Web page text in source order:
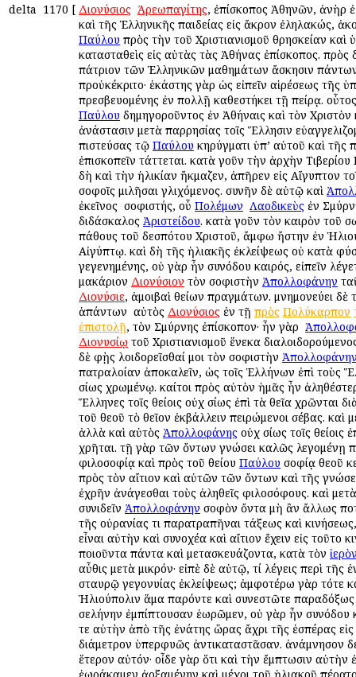
delta 1170 [ Διονύσιος Ἀρεωπαγίτης, ἐπίσκοπος Ἀθηνῶν, ἀνὴρ
καὶ τῆς Ἑλληνικῆς παιδείας εἰς ἄκρον ἐληλακώς,
Παύλου πρὸς τὴν τοῦ Χριστιανισμοῦ θρησκείαν καὶ
κατασταθεὶς εἰς αὐτὰς τὰς Ἀθήνας ἐπίσκοπος. πρὸς
πάτριον τῶν Ἑλληνικῶν μαθημάτων ἄσκησιν
προὐκέκριτο· ἑκάστης γὰρ ὡς εἰπεῖν αἱρέσεως τῆς
πρεσβευομένης ἐν πολλῇ καθεστήκει τῇ πείρᾳ.
Παύλου δημηγοροῦντος ἐν Ἀθήναις καὶ τὸν Χριστὸν
ἀνάστασιν μετὰ παρρησίας τοῖς Ἕλλησιν
πιστεύσας τῷ Παύλου κηρύγματι ὑπ’ αὐτοῦ καὶ τῆς
ἐπισκοπεῖν τάττεται. κατὰ γοῦν τὴν ἀρχὴν
δὴ καὶ τὴν ἡλικίαν ἤκμαζεν, ἀπῆρεν εἰς Αἴγυπτον
σοφοῖς ὁμιλῆσαι γλιχόμενος. συνῆν δὲ αὐτῷ καὶ
ἐκεῖνος ὁ σοφιστής, οὗ Πολέμων Λαοδικεὺς ἐν
διδάσκαλος Ἀριστείδου. κατὰ γοῦν τὸν καιρὸν τοῦ
πάθους τοῦ δεσπότου Χριστοῦ, ἄμφω ἤστην ἐν
Αἰγύπτῳ. καὶ δὴ τῆς ἡλιακῆς ἐκλείψεως οὐ κατὰ
γεγενημένης, οὐ γὰρ ἦν συνόδου καιρός, εἰπεῖν
μακάριον Διονύσιον τὸν σοφιστὴν Ἀπολλοφάνην
Διονύσιε, ἀμοιβαὶ θείων πραγμάτων. μνημονεύει δὲ
ἁπάντων ὁ αὐτὸς Διονύσιος ἐν τῇ πρὸς Πολύκαρπον
ἐπιστολῇ, τὸν Σμύρνης ἐπίσκοπον· ἦν γὰρ ὁ
Διονυσίῳ τοῦ Χριστιανισμοῦ ἕνεκα
δὲ φῂς λοιδορεῖσθαί μοι τὸν σοφιστὴν
πατραλοίαν ἀποκαλεῖν, ὡς τοῖς Ἑλλήνων ἐπὶ τοὺς
ὁσίως χρωμένῳ. καίτοι πρὸς αὐτὸν ἡμᾶς ἦν
Ἕλληνες τοῖς θείοις οὐχ ὁσίως ἐπὶ τὰ θεῖα χρῶνται
τοῦ θεοῦ τὸ θεῖον ἐκβάλλειν πειρώμενοι σέβας. καὶ
ἀλλὰ καὶ αὐτὸς Ἀπολλοφάνης οὐχ ὁσίως τοῖς θείοις
χρῆται. τῇ γὰρ τῶν ὄντων γνώσει καλῶς λεγομένῃ
φιλοσοφίᾳ καὶ πρὸς τοῦ θείου Παύλου σοφίᾳ θεοῦ
πρὸς τὸν αἴτιον καὶ αὐτῶν τῶν ὄντων καὶ τῆς
ἐχρῆν ἀνάγεσθαι τοὺς ἀληθεῖς φιλοσόφους. καὶ
συνιδεῖν Ἀπολλοφάνην σοφὸν ὄντα μὴ ἂν ἄλλως
τῆς οὐρανίας τι παρατραπῆναι τάξεως καὶ
εἶναι αὐτὴν καὶ συνοχέα καὶ αἴτιον ἔχειν εἰς τοῦτο
ποιοῦντα πάντα καὶ μετασκευάζοντα, κατὰ τὸν
αὖθις μετὰ μικρόν· εἰπὲ δὲ αὐτῷ, τί λέγεις περὶ τῆς
σταυρῷ γεγονυίας ἐκλείψεως; ἀμφοτέρω γὰρ τότε
Ἡλιούπολιν ἅμα παρόντε καὶ συνεστῶτε
σελήνην ἐμπίπτουσαν ἑωρῶμεν, οὐ γὰρ ἦν συνόδου
τε αὐτὴν ἀπὸ τῆς ἐνάτης ὥρας ἄχρι τῆς ἑσπέρας
διάμετρον ὑπερφυῶς ἀντικαταστᾶσαν. ἀνάμνησον
ἕτερον αὐτόν· οἶδε γὰρ ὅτι καὶ τὴν ἔμπτωσιν αὐτὴν